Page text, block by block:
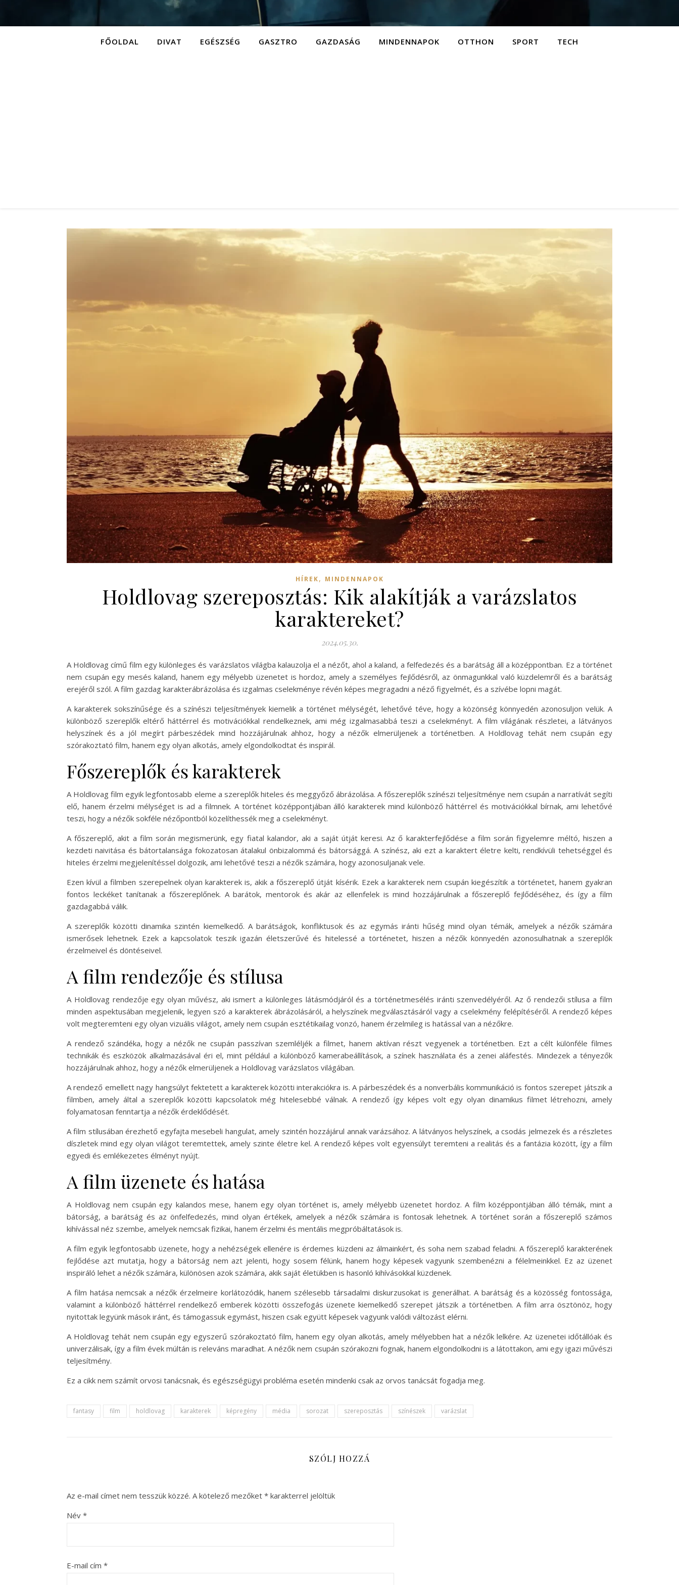
FŐOLDAL DIVAT EGÉSZSÉG GASZTRO GAZDASÁG MINDENNAPOK OTTHON SPORT TECH
HÍREK, MINDENNAPOK
Holdlovag szereposztás: Kik alakítják a varázslatos
karaktereket?
2024.05.30.
A Holdlovag című film egy különleges és varázslatos világba kalauzolja el a nézőt, ahol a kaland, a felfedezés és a barátság áll a középpontban. Ez a történet
nem csupán egy mesés kaland, hanem egy mélyebb üzenetet is hordoz, amely a személyes fejlődésről, az önmagunkkal való küzdelemről és a barátság
erejéről szól. A film gazdag karakterábrázolása és izgalmas cselekménye révén képes megragadni a néző figyelmét, és a szívébe lopni magát.
A karakterek sokszínűsége és a színészi teljesítmények kiemelik a történet mélységét, lehetővé téve, hogy a közönség könnyedén azonosuljon velük. A
különböző szereplők eltérő háttérrel és motivációkkal rendelkeznek, ami még izgalmasabbá teszi a cselekményt. A film világának részletei, a látványos
helyszínek és a jól megírt párbeszédek mind hozzájárulnak ahhoz, hogy a nézők elmerüljenek a történetben. A Holdlovag tehát nem csupán egy
szórakoztató film, hanem egy olyan alkotás, amely elgondolkodtat és inspirál.
Főszereplők és karakterek
A Holdlovag film egyik legfontosabb eleme a szereplők hiteles és meggyőző ábrázolása. A főszereplők színészi teljesítménye nem csupán a narratívát segíti
elő, hanem érzelmi mélységet is ad a filmnek. A történet középpontjában álló karakterek mind különböző háttérrel és motivációkkal bírnak, ami lehetővé
teszi, hogy a nézők sokféle nézőpontból közelíthessék meg a cselekményt.
A főszereplő, akit a film során megismerünk, egy fiatal kalandor, aki a saját útját keresi. Az ő karakterfejlődése a film során figyelemre méltó, hiszen a
kezdeti naivitása és bátortalansága fokozatosan átalakul önbizalommá és bátorsággá. A színész, aki ezt a karaktert életre kelti, rendkívüli tehetséggel és
hiteles érzelmi megjelenítéssel dolgozik, ami lehetővé teszi a nézők számára, hogy azonosuljanak vele.
Ezen kívül a filmben szerepelnek olyan karakterek is, akik a főszereplő útját kísérik. Ezek a karakterek nem csupán kiegészítik a történetet, hanem gyakran
fontos leckéket tanítanak a főszereplőnek. A barátok, mentorok és akár az ellenfelek is mind hozzájárulnak a főszereplő fejlődéséhez, és így a film
gazdagabbá válik.
A szereplők közötti dinamika szintén kiemelkedő. A barátságok, konfliktusok és az egymás iránti hűség mind olyan témák, amelyek a nézők számára
ismerősek lehetnek. Ezek a kapcsolatok teszik igazán életszerűvé és hitelessé a történetet, hiszen a nézők könnyedén azonosulhatnak a szereplők
érzelmeivel és döntéseivel.
A film rendezője és stílusa
A Holdlovag rendezője egy olyan művész, aki ismert a különleges látásmódjáról és a történetmesélés iránti szenvedélyéről. Az ő rendezői stílusa a film
minden aspektusában megjelenik, legyen szó a karakterek ábrázolásáról, a helyszínek megválasztásáról vagy a cselekmény felépítéséről. A rendező képes
volt megteremteni egy olyan vizuális világot, amely nem csupán esztétikailag vonzó, hanem érzelmileg is hatással van a nézőkre.
A rendező szándéka, hogy a nézők ne csupán passzívan szemléljék a filmet, hanem aktívan részt vegyenek a történetben. Ezt a célt különféle filmes
technikák és eszközök alkalmazásával éri el, mint például a különböző kamerabeállítások, a színek használata és a zenei aláfestés. Mindezek a tényezők
hozzájárulnak ahhoz, hogy a nézők elmerüljenek a Holdlovag varázslatos világában.
A rendező emellett nagy hangsúlyt fektetett a karakterek közötti interakciókra is. A párbeszédek és a nonverbális kommunikáció is fontos szerepet játszik a
filmben, amely által a szereplők közötti kapcsolatok még hitelesebbé válnak. A rendező így képes volt egy olyan dinamikus filmet létrehozni, amely
folyamatosan fenntartja a nézők érdeklődését.
A film stílusában érezhető egyfajta mesebeli hangulat, amely szintén hozzájárul annak varázsához. A látványos helyszínek, a csodás jelmezek és a részletes
díszletek mind egy olyan világot teremtettek, amely szinte életre kel. A rendező képes volt egyensúlyt teremteni a realitás és a fantázia között, így a film
egyedi és emlékezetes élményt nyújt.
A film üzenete és hatása
A Holdlovag nem csupán egy kalandos mese, hanem egy olyan történet is, amely mélyebb üzenetet hordoz. A film középpontjában álló témák, mint a
bátorság, a barátság és az önfelfedezés, mind olyan értékek, amelyek a nézők számára is fontosak lehetnek. A történet során a főszereplő számos
kihívással néz szembe, amelyek nemcsak fizikai, hanem érzelmi és mentális megpróbáltatások is.
A film egyik legfontosabb üzenete, hogy a nehézségek ellenére is érdemes küzdeni az álmainkért, és soha nem szabad feladni. A főszereplő karakterének
fejlődése azt mutatja, hogy a bátorság nem azt jelenti, hogy sosem félünk, hanem hogy képesek vagyunk szembenézni a félelmeinkkel. Ez az üzenet
inspiráló lehet a nézők számára, különösen azok számára, akik saját életükben is hasonló kihívásokkal küzdenek.
A film hatása nemcsak a nézők érzelmeire korlátozódik, hanem szélesebb társadalmi diskurzusokat is generálhat. A barátság és a közösség fontossága,
valamint a különböző háttérrel rendelkező emberek közötti összefogás üzenete kiemelkedő szerepet játszik a történetben. A film arra ösztönöz, hogy
nyitottak legyünk mások iránt, és támogassuk egymást, hiszen csak együtt képesek vagyunk valódi változást elérni.
A Holdlovag tehát nem csupán egy egyszerű szórakoztató film, hanem egy olyan alkotás, amely mélyebben hat a nézők lelkére. Az üzenetei időtállóak és
univerzálisak, így a film évek múltán is releváns maradhat. A nézők nem csupán szórakozni fognak, hanem elgondolkodni is a látottakon, ami egy igazi művészi
teljesítmény.
Ez a cikk nem számít orvosi tanácsnak, és egészségügyi probléma esetén mindenki csak az orvos tanácsát fogadja meg.
fantasy film holdlovag karakterek képregény média sorozat szereposztás színészek varázslat
SZÓLJ HOZZÁ
Az e-mail címet nem tesszük közzé. A kötelező mezőket * karakterrel jelöltük
Név *
E-mail cím *